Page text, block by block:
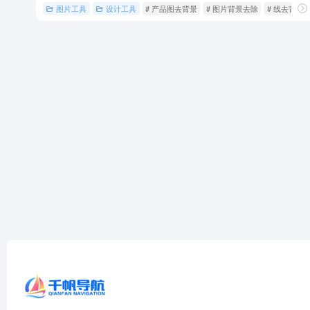
图片工具 设计工具 # 产品图去背景 # 图片背景去除 # 线去背景工